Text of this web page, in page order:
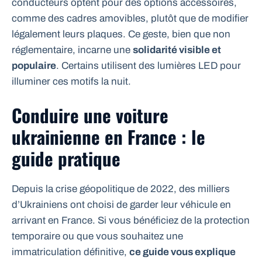
conducteurs optent pour des options accessoires,
comme des cadres amovibles, plutôt que de modifier
légalement leurs plaques. Ce geste, bien que non
réglementaire, incarne une solidarité visible et
populaire. Certains utilisent des lumières LED pour
illuminer ces motifs la nuit.
Conduire une voiture
ukrainienne en France : le
guide pratique
Depuis la crise géopolitique de 2022, des milliers
d’Ukrainiens ont choisi de garder leur véhicule en
arrivant en France. Si vous bénéficiez de la protection
temporaire ou que vous souhaitez une
immatriculation définitive, ce guide vous explique